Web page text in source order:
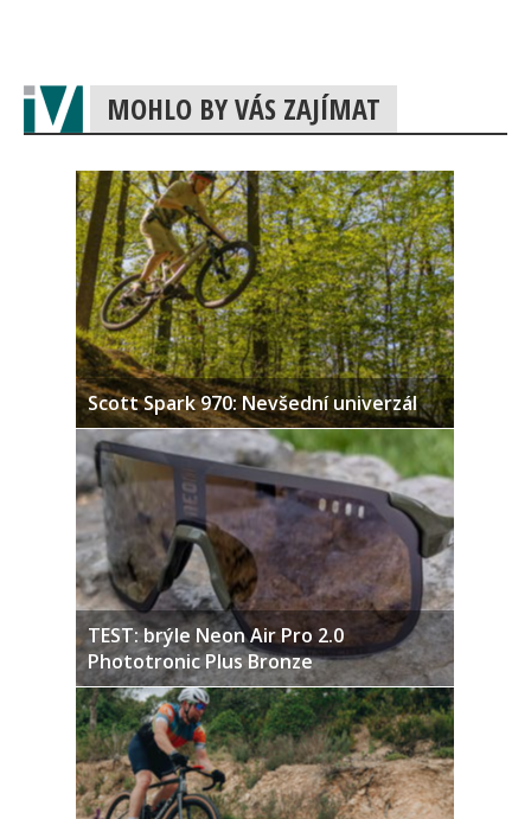
MOHLO BY VÁS ZAJÍMAT
Scott Spark 970: Nevšední univerzál
TEST: brýle Neon Air Pro 2.0
Phototronic Plus Bronze